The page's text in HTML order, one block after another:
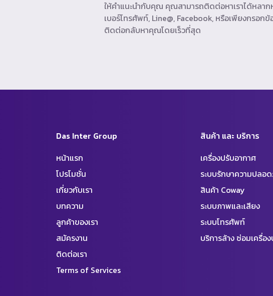
ให้คำแนะนำกับคุณ คุณสามารถติดต่อหาเราได้หลาก
เบอร์โทรศัพท์, Line@, Facebook, หรือเพียงกรอกข้
ติดต่อกลับหาคุณโดยเร็วที่สุด
Das Inter Group
หน้าแรก
โปรโมชั่น
เกี่ยวกับเรา
บทความ
ลูกค้าของเรา
สมัครงาน
ติดต่อเรา
Terms of Services
สินค้า และ บริการ
เครื่องปรับอากาศ
ระบบรักษาความปลอ
สินค้า Coway
ระบบภาพและเสียง
ระบบโทรศัพท์
บริการล้าง ซ่อมเครื่อ